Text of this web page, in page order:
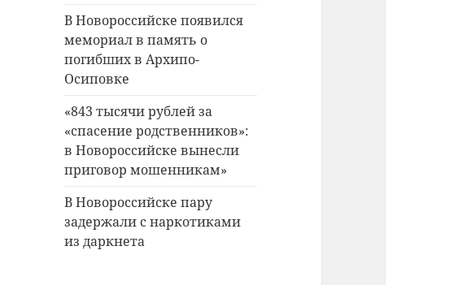
В Новороссийске появился
мемориал в память о
погибших в Архипо-
Осиповке
«843 тысячи рублей за
«спасение родственников»:
в Новороссийске вынесли
приговор мошенникам»
В Новороссийске пару
задержали с наркотиками
из даркнета